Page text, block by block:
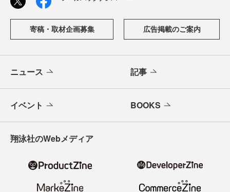
寄稿・取材企画募集 広告掲載のご案内
ニュース 記事
イベント BOOKS
翔泳社のWebメディア